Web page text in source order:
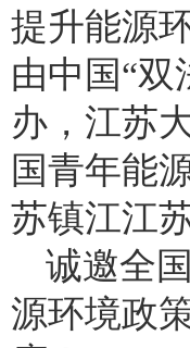
提升能源
由中国“
办，江苏
国青年能
苏镇江江
诚邀全
源环境政